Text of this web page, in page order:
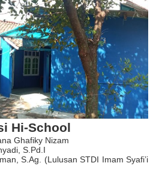
Hi-School
Ghafiky Nizam
S.Pd.I
S.Ag. (Lulusan STDI Imam Syafi’i